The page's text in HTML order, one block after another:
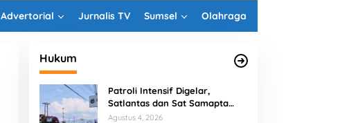
Advertorial Jurnalis TV Sumsel Olahraga
Hukum
Patroli Intensif Digelar,
Satlantas dan Sat Samapta
Polres Rejang Lebong
Agustus 4, 2026